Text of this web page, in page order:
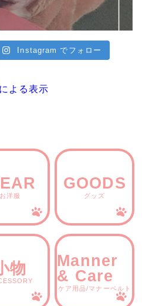
Instagram でフォロー
よる表示
お洋服
GOODS
グッズ
物
Manner
& Care
ケア用品/マナーベルト